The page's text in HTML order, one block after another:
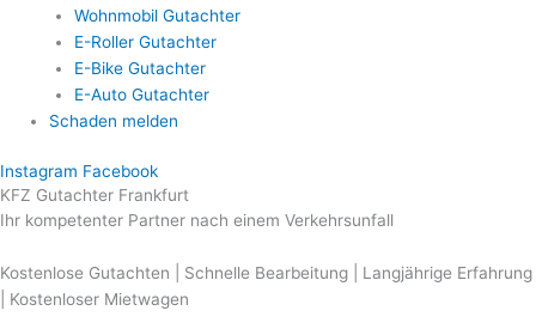
Wohnmobil Gutachter
E-Roller Gutachter
E-Bike Gutachter
E-Auto Gutachter
Schaden melden
Instagram Facebook
KFZ Gutachter Frankfurt
Ihr kompetenter Partner nach einem Verkehrsunfall
Kostenlose Gutachten | Schnelle Bearbeitung | Langjährige Erfahrung
| Kostenloser Mietwagen